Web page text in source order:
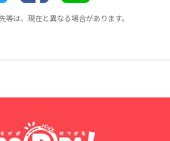
等は、現在と異なる場合があります。